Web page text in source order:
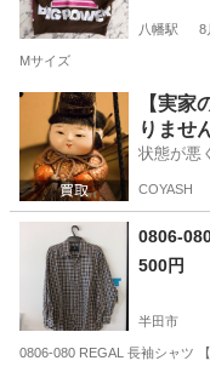
八幡駅 8
Mサイズ
愛知 豊川市 八幡駅
【実家
りませ
状態が悪
COYASH
0806-
500円
半田市
0806-080 REGAL 長袖シャツ